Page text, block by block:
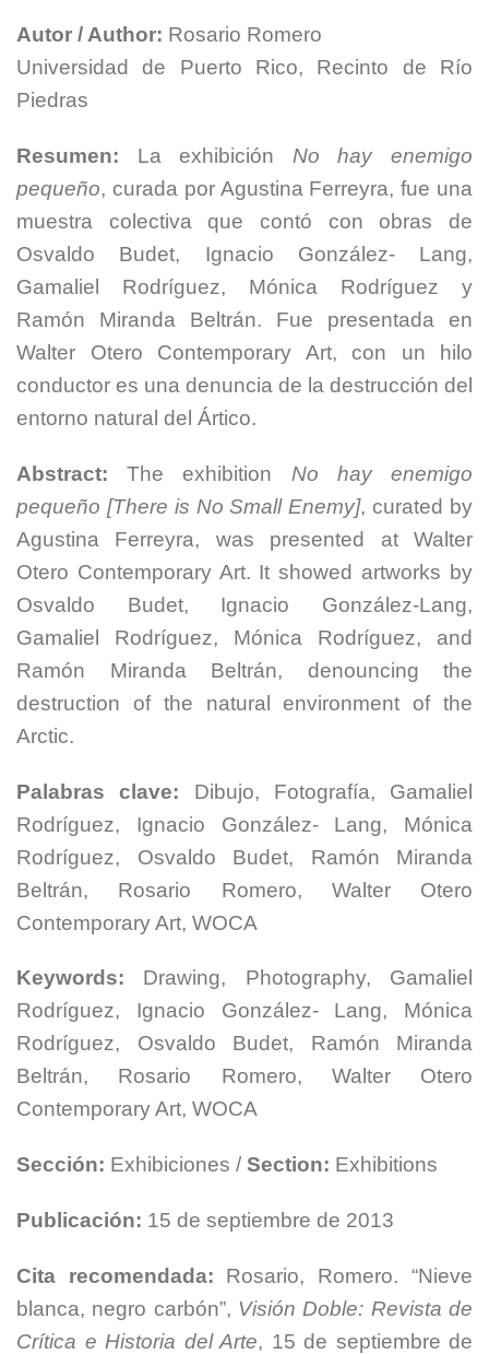
Autor / Author: Rosario Romero
Universidad de Puerto Rico, Recinto de Río
Piedras
Resumen: La exhibición No hay enemigo
pequeño, curada por Agustina Ferreyra, fue una
muestra colectiva que contó con obras de
Osvaldo Budet, Ignacio González- Lang,
Gamaliel Rodríguez, Mónica Rodríguez y
Ramón Miranda Beltrán. Fue presentada en
Walter Otero Contemporary Art, con un hilo
conductor es una denuncia de la destrucción del
entorno natural del Ártico.
Abstract: The exhibition No hay enemigo
pequeño [There is No Small Enemy], curated by
Agustina Ferreyra, was presented at Walter
Otero Contemporary Art. It showed artworks by
Osvaldo Budet, Ignacio González-Lang,
Gamaliel Rodríguez, Mónica Rodríguez, and
Ramón Miranda Beltrán, denouncing the
destruction of the natural environment of the
Arctic.
Palabras clave: Dibujo, Fotografía, Gamaliel
Rodríguez, Ignacio González- Lang, Mónica
Rodríguez, Osvaldo Budet, Ramón Miranda
Beltrán, Rosario Romero, Walter Otero
Contemporary Art, WOCA
Keywords: Drawing, Photography, Gamaliel
Rodríguez, Ignacio González- Lang, Mónica
Rodríguez, Osvaldo Budet, Ramón Miranda
Beltrán, Rosario Romero, Walter Otero
Contemporary Art, WOCA
Sección: Exhibiciones / Section: Exhibitions
Publicación: 15 de septiembre de 2013
Cita recomendada:
Rosario, Romero. “Nieve
blanca, negro carbón”, Visión Doble: Revista de
Crítica e Historia del Arte, 15 de septiembre de